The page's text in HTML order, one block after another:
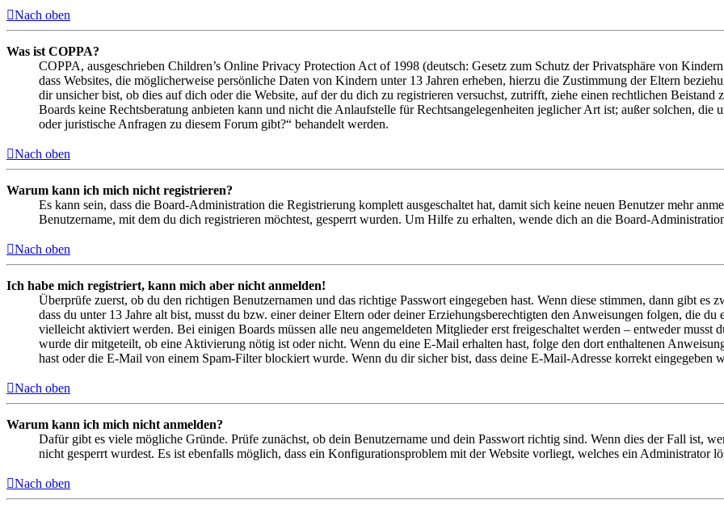
Nach oben
Was ist COPPA?
COPPA, ausgeschrieben Children’s Online Privacy Protection Act of 1998 (deutsch: Gesetz zum Schutz der Privatsphäre von
dass Websites, die möglicherweise persönliche Daten von Kindern unter 13 Jahren erheben, hierzu die Zustimmung der Eltern
dir unsicher bist, ob dies auf dich oder die Website, auf der du dich zu registrieren versuchst, zutrifft, ziehe einen rechtlichen
Boards keine Rechtsberatung anbieten kann und nicht die Anlaufstelle für Rechtsangelegenheiten jeglicher Art ist; außer solchen,
oder juristische Anfragen zu diesem Forum gibt?“ behandelt werden.
Nach oben
Warum kann ich mich nicht registrieren?
Es kann sein, dass die Board-Administration die Registrierung komplett ausgeschaltet hat, damit sich keine neuen Benutzer mehr
Benutzername, mit dem du dich registrieren möchtest, gesperrt wurden. Um Hilfe zu erhalten, wende dich an die Board-
Nach oben
Ich habe mich registriert, kann mich aber nicht anmelden!
Überprüfe zuerst, ob du den richtigen Benutzernamen und das richtige Passwort eingegeben hast. Wenn diese stimmen, dann gibt es
dass du unter 13 Jahre alt bist, musst du bzw. einer deiner Eltern oder deiner Erziehungsberechtigten den Anweisungen folgen, die
vielleicht aktiviert werden. Bei einigen Boards müssen alle neu angemeldeten Mitglieder erst freigeschaltet werden – entweder musst
wurde dir mitgeteilt, ob eine Aktivierung nötig ist oder nicht. Wenn du eine E-Mail erhalten hast, folge den dort enthaltenen
hast oder die E-Mail von einem Spam-Filter blockiert wurde. Wenn du dir sicher bist, dass deine E-Mail-Adresse korrekt eingegeben
Nach oben
Warum kann ich mich nicht anmelden?
Dafür gibt es viele mögliche Gründe. Prüfe zunächst, ob dein Benutzername und dein Passwort richtig sind. Wenn dies der Fall ist,
nicht gesperrt wurdest. Es ist ebenfalls möglich, dass ein Konfigurationsproblem mit der Website vorliegt, welches ein Administrator
Nach oben